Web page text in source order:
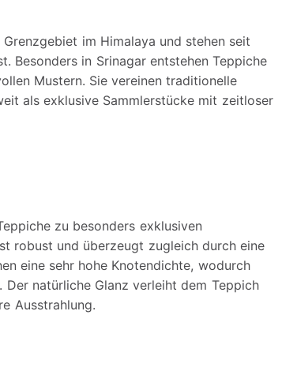
im Himalaya und stehen seit
Besonders in Srinagar entstehen Teppiche
Mustern. Sie vereinen traditionelle
als exklusive Sammlerstücke mit zeitloser
zu besonders exklusiven
robust und überzeugt zugleich durch eine
eine sehr hohe Knotendichte, wodurch
natürliche Glanz verleiht dem Teppich
Ausstrahlung.